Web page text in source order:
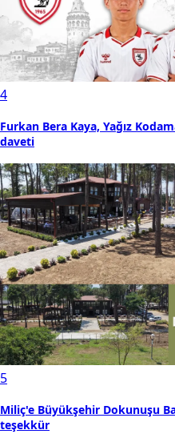
4
Furkan Bera Kaya, Yağız
daveti
5
Miliç'e Büyükşehir Dokunuşu
teşekkür